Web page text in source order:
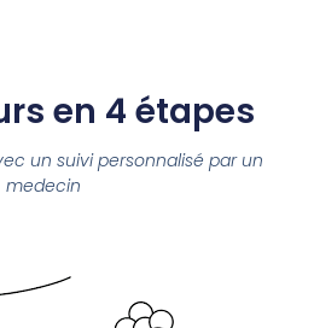
en 4 étapes
un suivi personnalisé par un
medecin